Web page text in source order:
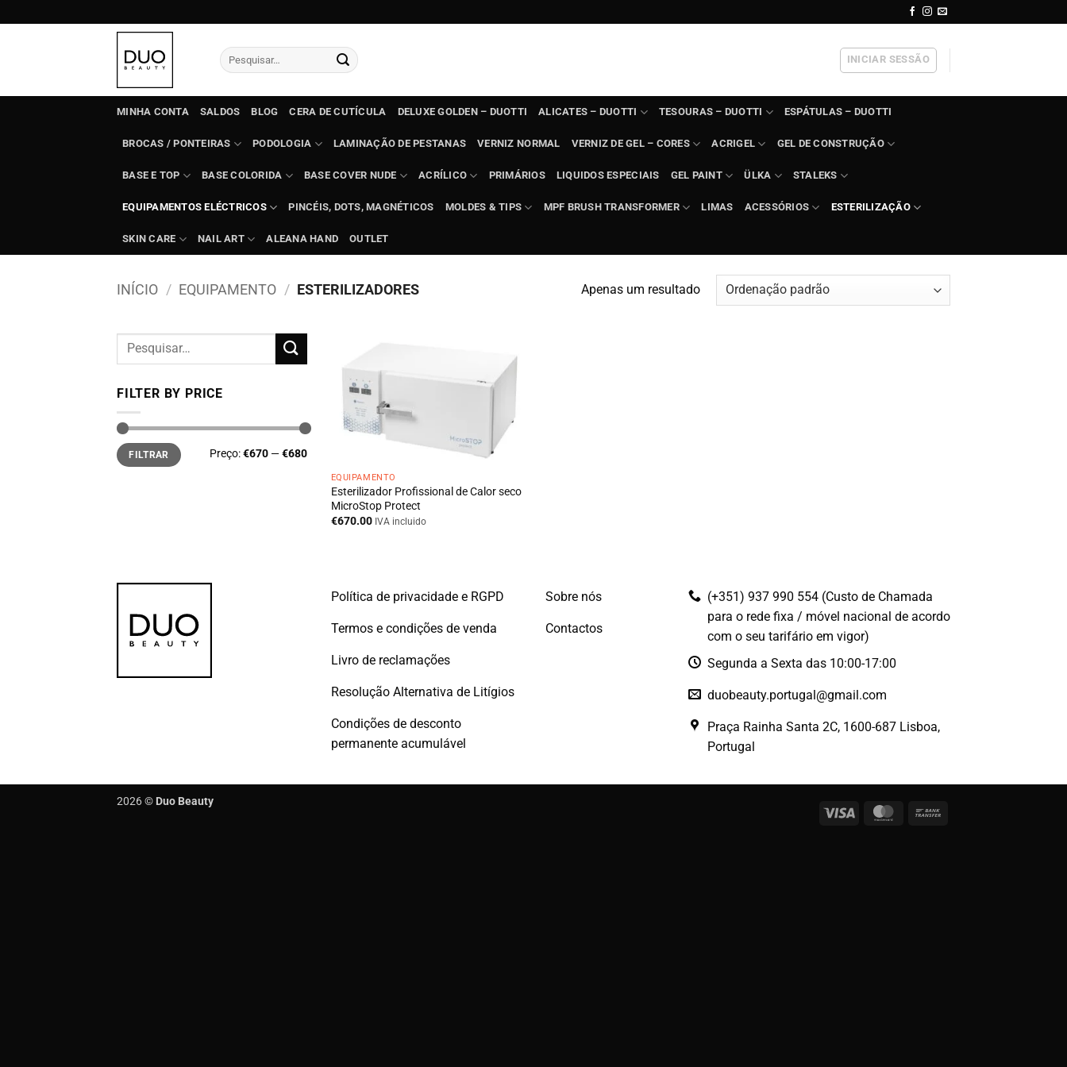
to
Pesquisar
por:
INICIAR SESSÃO
MINHA CONTA SALDOS BLOG CERA DE CUTÍCULA DELUXE GOLDEN – DUOTTI ALICATES – DUOTTI TESOURAS – DUOTTI ESPÁTULAS – DUOTTI
BROCAS / PONTEIRAS PODOLOGIA LAMINAÇÃO DE PESTANAS VERNIZ NORMAL VERNIZ DE GEL – CORES ACRIGEL GEL DE CONSTRUÇÃO
BASE E TOP BASE COLORIDA BASE COVER NUDE ACRÍLICO PRIMÁRIOS LIQUIDOS ESPECIAIS GEL PAINT ÜLKA STALEKS
EQUIPAMENTOS ELÉCTRICOS PINCÉIS, DOTS, MAGNÉTICOS MOLDES & TIPS MPF BRUSH TRANSFORMER LIMAS ACESSÓRIOS ESTERILIZAÇÃO
SKIN CARE NAIL ART ALEANA HAND OUTLET
INÍCIO / EQUIPAMENTO / ESTERILIZADORES Apenas um resultado
Pesquisar
FILTER BY PRICE
Preço
mínimo
Preço
máximo
FILTRAR Preço:€670 —€680
EQUIPAMENTO
Esterilizador Profissional de Calor seco
MicroStop Protect
€670.00 IVA incluido
Política de privacidade e RGPD
Termos e condições de venda
Livro de reclamações
Resolução Alternativa de Litígios
Condições de desconto
permanente acumulável
Sobre nós
Contactos
(+351) 937 990 554 (Custo de Chamada
para o rede fixa / móvel nacional de acordo
com o seu tarifário em vigor)
Segunda a Sexta das 10:00-17:00
duobeauty.portugal@gmail.com
Praça Rainha Santa 2C, 1600-687 Lisboa,
Portugal
Visa MasterCard
2026 © Duo Beauty